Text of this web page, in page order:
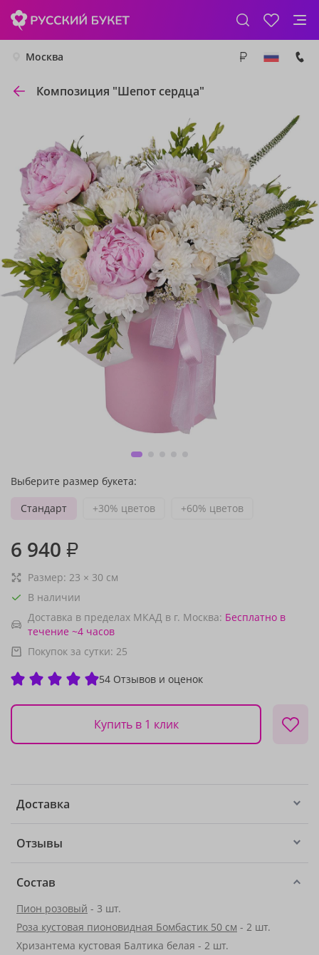
Москва
Композиция "Шепот сердца"
Выберите размер букета:
Стандарт
+30% цветов +60% цветов
6 940 ₽
Размер: 23 × 30 см
В наличии
Доставка в пределах МКАД в г. Москва: Бесплатно в
течение ~4 часов
Покупок за сутки: 25
54 Отзывов и оценок
Купить в 1 клик
Доставка
Отзывы
Состав
Пион розовый - 3 шт.
Роза кустовая пионовидная Бомбастик 50 см - 2 шт.
Хризантема кустовая Балтика белая - 2 шт.